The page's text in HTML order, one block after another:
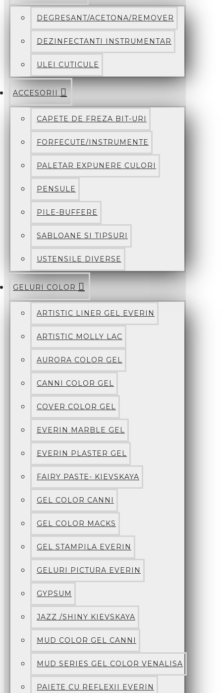
DEGRESANT/ACETONA/REMOVER
DEZINFECTANTI INSTRUMENTAR
ULEI CUTICULE
ACCESORII
CAPETE DE FREZA BIT-URI
FORFECUTE/INSTRUMENTE
PALETAR EXPUNERE CULORI
PENSULE
PILE-BUFFERE
SABLOANE SI TIPSURI
USTENSILE DIVERSE
GELURI COLOR
ARTISTIC LINER GEL EVERIN
ARTISTIC MOLLY LAC
AURORA COLOR GEL
CANNI COLOR GEL
COVER COLOR GEL
EVERIN MARBLE GEL
EVERIN PLASTER GEL
FAIRY PASTE- KIEVSKAYA
GEL COLOR CANNI
GEL COLOR MACKS
GEL STAMPILA EVERIN
GELURI PICTURA EVERIN
GYPSUM
JAZZ /SHINY KIEVSKAYA
MUD COLOR GEL CANNI
MUD SERIES GEL COLOR VENALISA
PAIETE CU REFLEXII EVERIN